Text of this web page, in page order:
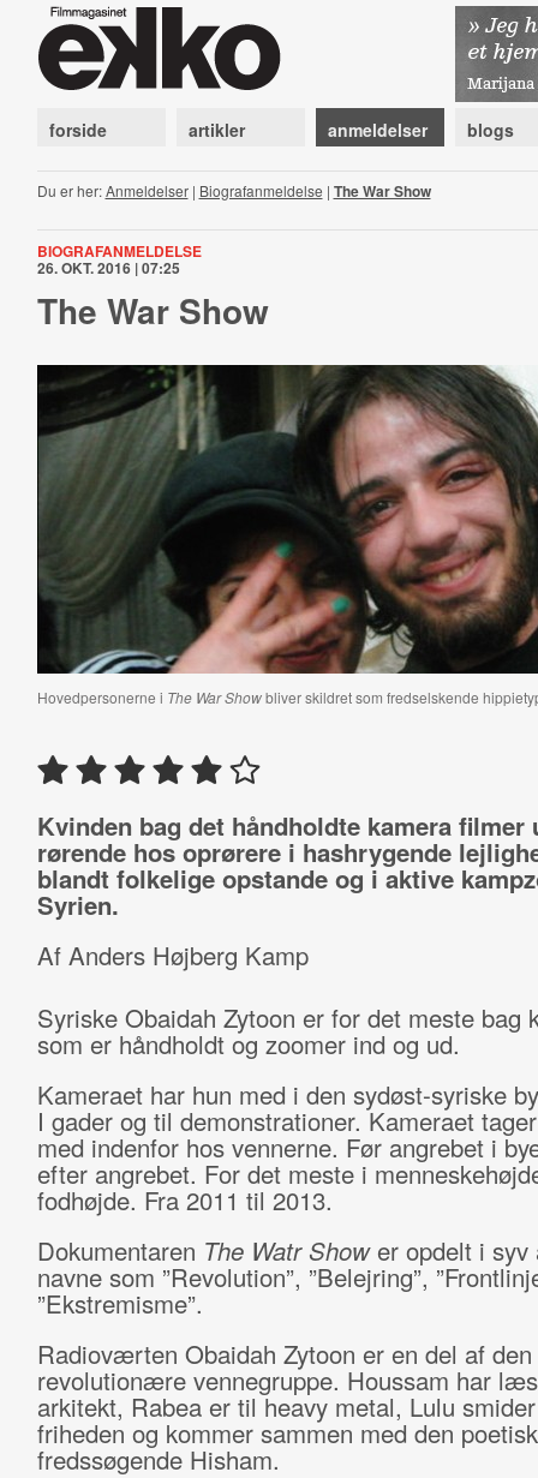
forside artikler anmeldelser blogs
Du er her:Anmeldelser| Biografanmeldelse | The War Show
BIOGRAFANMELDELSE
26. OKT. 2016 | 07:25
The War Show
Hovedpersonerne i The War Showbliver skildret som fredselskende
Kvinden bag det håndholdte kamera filmer
rørende hos oprørere i hashrygende
blandt folkelige opstande og i aktive
Syrien.
Af Anders Højberg Kamp
Syriske Obaidah Zytoon er for det meste bag
som er håndholdt og zoomer ind og ud.
Kameraet har hun med i den sydøst-syriske
I gader og til demonstrationer. Kameraet
med indenfor hos vennerne. Før angrebet i
efter angrebet. For det meste i
fodhøjde. Fra 2011 til 2013.
Dokumentaren The Watr Shower opdelt i syv
navne som ”Revolution”, ”Belejring”,
”Ekstremisme”.
Radioværten Obaidah Zytoon er en del af den
revolutionære vennegruppe. Houssam har
arkitekt, Rabea er til heavy metal, Lulu
friheden og kommer sammen med den
fredssøgende Hisham.